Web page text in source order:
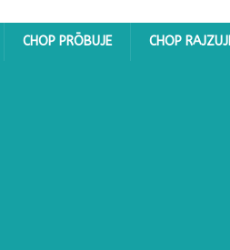
CHOP PRŌBUJE CHOP